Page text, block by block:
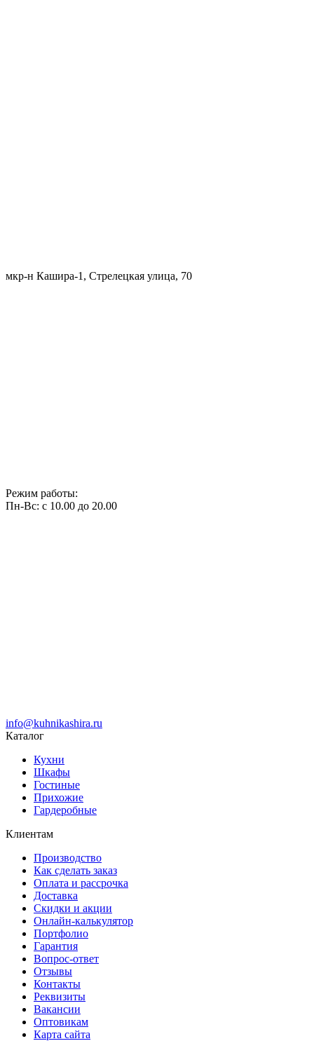
мкр-н Кашира-1, Стрелецкая улица, 70
Режим работы:
Пн-Вс: с 10.00 до 20.00
info@kuhnikashira.ru
Каталог
Кухни
Шкафы
Гостиные
Прихожие
Гардеробные
Клиентам
Производство
Как сделать заказ
Оплата и рассрочка
Доставка
Скидки и акции
Онлайн-калькулятор
Портфолио
Гарантия
Вопрос-ответ
Отзывы
Контакты
Реквизиты
Вакансии
Оптовикам
Карта сайта